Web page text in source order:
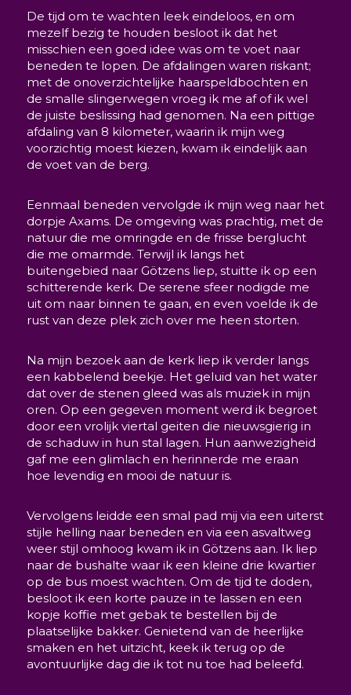
De tijd om te wachten leek eindeloos, en om
mezelf bezig te houden besloot ik dat het
misschien een goed idee was om te voet naar
beneden te lopen. De afdalingen waren riskant;
met de onoverzichtelijke haarspeldbochten en
de smalle slingerwegen vroeg ik me af of ik wel
de juiste beslissing had genomen. Na een pittige
afdaling van 8 kilometer, waarin ik mijn weg
voorzichtig moest kiezen, kwam ik eindelijk aan
de voet van de berg.
Eenmaal beneden vervolgde ik mijn weg naar het
dorpje Axams. De omgeving was prachtig, met de
natuur die me omringde en de frisse berglucht
die me omarmde. Terwijl ik langs het
buitengebied naar Götzens liep, stuitte ik op een
schitterende kerk. De serene sfeer nodigde me
uit om naar binnen te gaan, en even voelde ik de
rust van deze plek zich over me heen storten.
Na mijn bezoek aan de kerk liep ik verder langs
een kabbelend beekje. Het geluid van het water
dat over de stenen gleed was als muziek in mijn
oren. Op een gegeven moment werd ik begroet
door een vrolijk viertal geiten die nieuwsgierig in
de schaduw in hun stal lagen. Hun aanwezigheid
gaf me een glimlach en herinnerde me eraan
hoe levendig en mooi de natuur is.
Vervolgens leidde een smal pad mij via een uiterst
stijle helling naar beneden en via een asvaltweg
weer stijl omhoog kwam ik in Götzens aan. Ik liep
naar de bushalte waar ik een kleine drie kwartier
op de bus moest wachten. Om de tijd te doden,
besloot ik een korte pauze in te lassen en een
kopje koffie met gebak te bestellen bij de
plaatselijke bakker. Genietend van de heerlijke
smaken en het uitzicht, keek ik terug op de
avontuurlijke dag die ik tot nu toe had beleefd.